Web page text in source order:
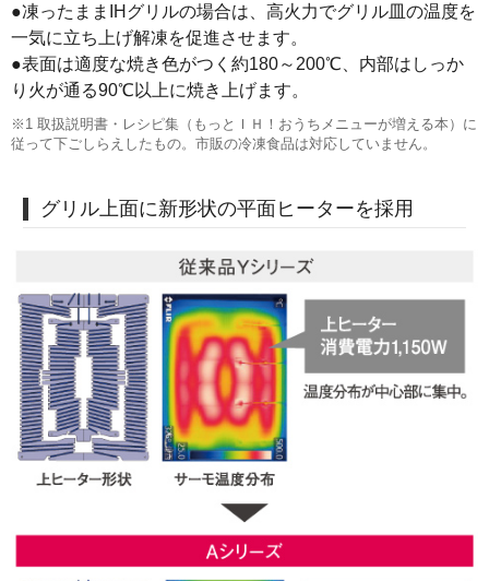
●凍ったままIHグリルの場合は、高火力でグリル皿の温度を
一気に立ち上げ解凍を促進させます。
●表面は適度な焼き色がつく約180～200℃、内部はしっか
り火が通る90℃以上に焼き上げます。
※1 取扱説明書・レシピ集（もっとＩＨ！おうちメニューが増える本）に
従って下ごしらえしたもの。市販の冷凍食品は対応していません。
グリル上面に新形状の平面ヒーターを採用